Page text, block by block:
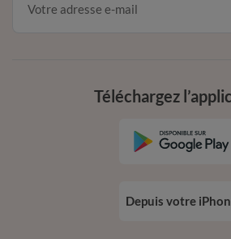
Téléchargez
Depuis votre